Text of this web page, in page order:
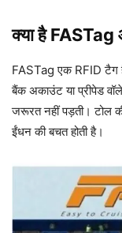
क्या है FASTag
FASTag एक RFID टैग
बैंक अकाउंट या प्रीपेड
जरूरत नहीं पड़ती।
ईंधन की बचत होती है।